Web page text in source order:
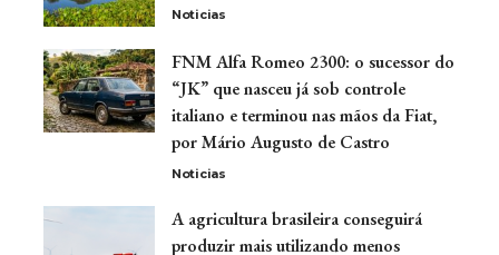
Noticias
FNM Alfa Romeo 2300: o sucessor do
“JK” que nasceu já sob controle
italiano e terminou nas mãos da Fiat,
por Mário Augusto de Castro
Noticias
A agricultura brasileira conseguirá
produzir mais utilizando menos